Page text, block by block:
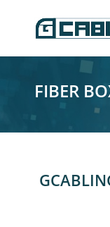
FIBER